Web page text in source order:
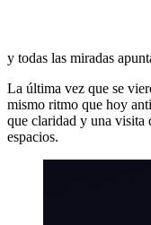
y todas las miradas
La última vez que se
mismo ritmo que hoy
que claridad y una visita
espacios.